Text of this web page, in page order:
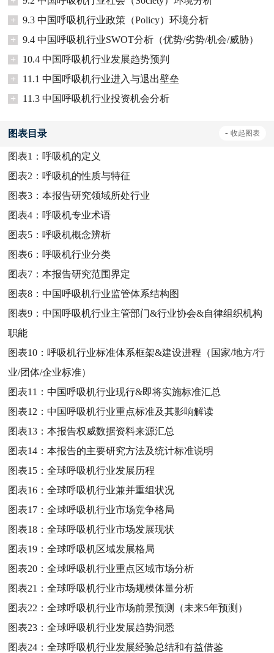
+
9.3 中国呼吸机行业政策（Policy）环境分析
+
9.4 中国呼吸机行业SWOT分析（优势/劣势/机会/威胁）
+
10.4 中国呼吸机行业发展趋势预判
+
11.1 中国呼吸机行业进入与退出壁垒
+
11.3 中国呼吸机行业投资机会分析
图表目录 - 收起图表
图表1： 呼吸机的定义
图表2： 呼吸机的性质与特征
图表3：本报告研究领域所处行业
图表4： 呼吸机专业术语
图表5： 呼吸机概念辨析
图表6： 呼吸机行业分类
图表7：本报告研究范围界定
图表8：中国呼吸机行业监管体系结构图
图表9：中国呼吸机行业主管部门&行业协会&自律组织机构
职能
图表10： 呼吸机行业标准体系框架&建设进程（国家/地方/行
业/团体/企业标准）
图表11：中国呼吸机行业现行&即将实施标准汇总
图表12：中国呼吸机行业重点标准及其影响解读
图表13：本报告权威数据资料来源汇总
图表14：本报告的主要研究方法及统计标准说明
图表15：全球呼吸机行业发展历程
图表16：全球呼吸机行业兼并重组状况
图表17：全球呼吸机行业市场竞争格局
图表18：全球呼吸机行业市场发展现状
图表19：全球呼吸机区域发展格局
图表20：全球呼吸机行业重点区域市场分析
图表21：全球呼吸机行业市场规模体量分析
图表22：全球呼吸机行业市场前景预测（未来5年预测）
图表23：全球呼吸机行业发展趋势洞悉
图表24：全球呼吸机行业发展经验总结和有益借鉴